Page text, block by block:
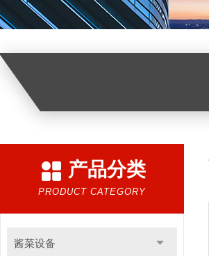
产品分类
PRODUCT CATEGORY
酱菜设备